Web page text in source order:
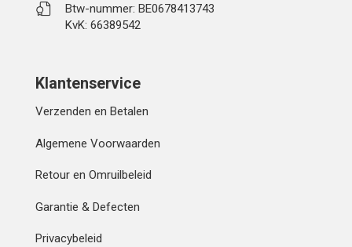
Btw-nummer: BE0678413743
KvK: 66389542
Klantenservice
Verzenden en Betalen
Algemene Voorwaarden
Retour en Omruilbeleid
Garantie & Defecten
Privacybeleid